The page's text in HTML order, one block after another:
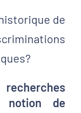
de
notion de